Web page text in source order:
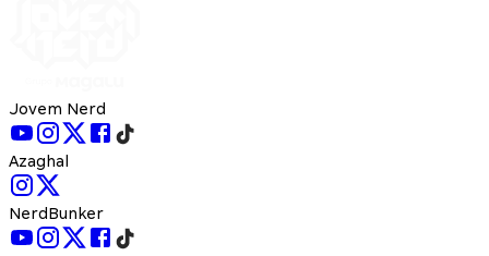
Jovem Nerd
Azaghal
NerdBunker